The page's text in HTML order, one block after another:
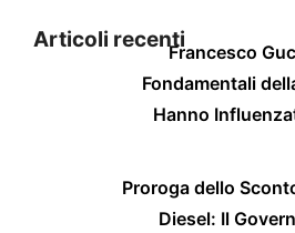
Articoli recentiFrancesco
Fondamentali
Hanno
Proroga dello
Diesel: Il